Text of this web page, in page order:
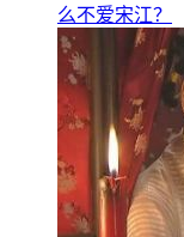
么不爱宋江？